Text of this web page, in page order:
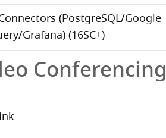
(PostgreSQL/Google
Grafana) (16SC+)
Conferencing